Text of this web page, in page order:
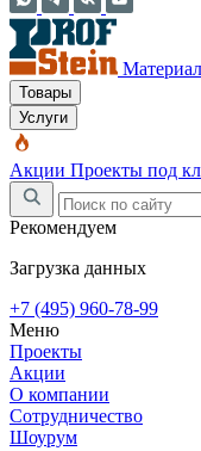
Товары
Услуги
Акции Проекты под
Рекомендуем
Загрузка данных
+7 (495) 960-78-99
Меню
Проекты
Акции
О компании
Сотрудничество
Шоурум